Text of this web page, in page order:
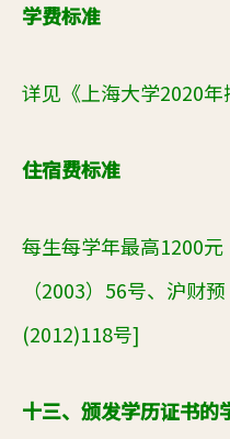
学费标准
详见《上海大学2020年
住宿费标准
每生每学年最高1200
（2003）56号、沪财
(2012)118号]
十三、颁发学历证书的